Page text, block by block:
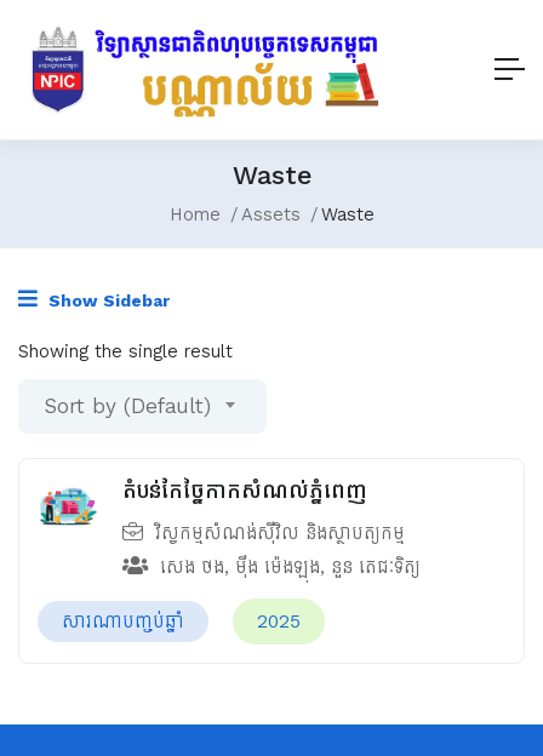
Waste
Home Assets Waste
Show Sidebar
Showing the single result
Sort by (Default)
តំបន់កែច្នៃកាកសំណល់ភ្នំពេញ
វិស្វកម្មសំណង់ស៊ីវិល និងស្ថាបត្យកម្ម
សេង ថង, ម៉ឹង ម៉េងឡុង, នួន តេជៈទិត្យ
សារណាបញ្ចប់ឆ្នាំ 2025